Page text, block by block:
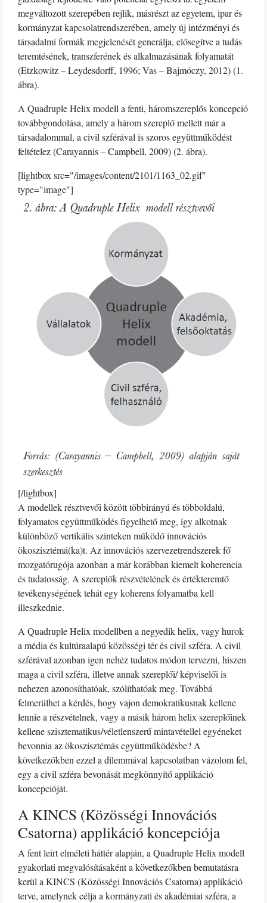
megváltozott szerepében rejlik, másrészt az egyetem, ipar és
kormányzat kapcsolatrendszerében, amely új intézményi és
társadalmi formák megjelenését generálja, elősegítve a tudás
teremtésének, transzferének és alkalmazásának folyamatát
(Etzkowitz – Leydesdorff, 1996; Vas – Bajmóczy, 2012) (1.
ábra).
A Quadruple Helix modell a fenti, háromszereplős koncepció
továbbgondolása, amely a három szereplő mellett már a
társadalommal, a civil szférával is szoros együttműködést
feltételez (Carayannis – Campbell, 2009) (2. ábra).
[lightbox src="/images/content/2101/1163_02.gif"
type="image"]
[/lightbox]
A modellek résztvevői között többirányú és többoldalú,
folyamatos együttműködés figyelhető meg, így alkotnak
különböző vertikális szinteken működő innovációs
ökoszisztémá(ka)t. Az innovációs szervezetrendszerek fő
mozgatórugója azonban a már korábban kiemelt koherencia
és tudatosság. A szereplők részvételének és értékteremtő
tevékenységének tehát egy koherens folyamatba kell
illeszkednie.
A Quadruple Helix modellben a negyedik helix, vagy hurok
a média és kultúraalapú közösségi tér és civil szféra. A civil
szférával azonban igen nehéz tudatos módon tervezni, hiszen
maga a civil szféra, illetve annak szereplői/ képviselői is
nehezen azonosíthatóak, szólíthatóak meg. Továbbá
felmerülhet a kérdés, hogy vajon demokratikusnak kellene
lennie a részvételnek, vagy a másik három helix szereplőinek
kellene szisztematikus/véletlenszerű mintavétellel egyéneket
bevonnia az ökoszisztémás együttműködésbe? A
következőkben ezzel a dilemmával kapcsolatban vázolom fel,
egy a civil szféra bevonását megkönnyítő applikáció
koncepcióját.
A KINCS (Közösségi Innovációs
Csatorna) applikáció koncepciója
A fent leírt elméleti háttér alapján, a Quadruple Helix modell
gyakorlati megvalósításaként a következőkben bemutatásra
kerül a KINCS (Közösségi Innovációs Csatorna) applikáció
terve, amelynek célja a kormányzati és akadémiai szféra, a